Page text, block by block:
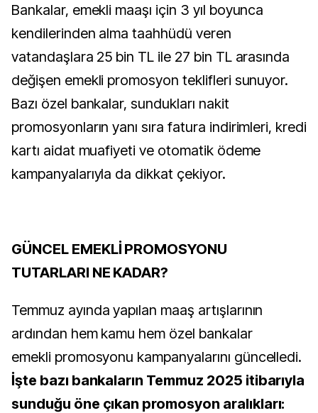
Bankalar, emekli maaşı için 3 yıl boyunca
kendilerinden alma taahhüdü veren
vatandaşlara 25 bin TL ile 27 bin TL arasında
değişen emekli promosyon teklifleri sunuyor.
Bazı özel bankalar, sundukları nakit
promosyonların yanı sıra fatura indirimleri, kredi
kartı aidat muafiyeti ve otomatik ödeme
kampanyalarıyla da dikkat çekiyor.
GÜNCEL EMEKLİ PROMOSYONU
TUTARLARI NE KADAR?
Temmuz ayında yapılan maaş artışlarının
ardından hem kamu hem özel bankalar
emekli promosyonu kampanyalarını güncelledi.
İşte bazı bankaların Temmuz 2025 itibarıyla
sunduğu öne çıkan promosyon aralıkları: